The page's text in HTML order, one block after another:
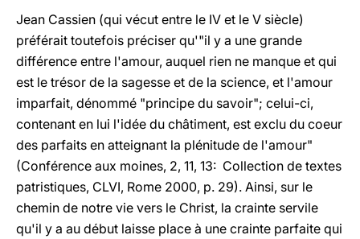
Jean Cassien (qui vécut entre le IV et le V siècle)
préférait toutefois préciser qu'"il y a une grande
différence entre l'amour, auquel rien ne manque et qui
est le trésor de la sagesse et de la science, et l'amour
imparfait, dénommé "principe du savoir"; celui-ci,
contenant en lui l'idée du châtiment, est exclu du coeur
des parfaits en atteignant la plénitude de l'amour"
(Conférence aux moines, 2, 11, 13: Collection de textes
patristiques, CLVI, Rome 2000, p. 29). Ainsi, sur le
chemin de notre vie vers le Christ, la crainte servile
qu'il y a au début laisse place à une crainte parfaite qui